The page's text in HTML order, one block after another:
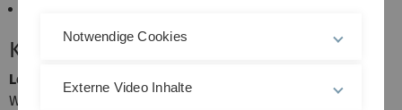
Kontakt
Lea C. de Hesselle
Wissenschaftliche Mitarbeiterin
Notwendige Cookies
Externe Video Inhalte